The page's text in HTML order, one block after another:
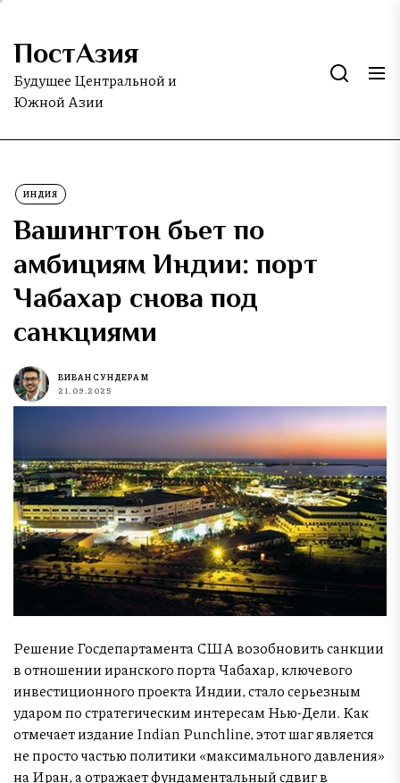
Skip
the
content
ПостАзия
Будущее Центральной и
Южной Азии
ИНДИЯ
Вашингтон бьет по
амбициям Индии: порт
Чабахар снова под
санкциями
ВИВАН СУНДЕРАМ
21.09.2025
Решение Госдепартамента США возобновить санкции
в отношении иранского порта Чабахар, ключевого
инвестиционного проекта Индии, стало серьезным
ударом по стратегическим интересам Нью-Дели. Как
отмечает издание Indian Punchline, этот шаг является
не просто частью политики «максимального давления»
на Иран, а отражает фундаментальный сдвиг в